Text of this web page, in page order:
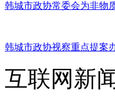
韩城市政协常委会为非物
韩城市政协视察重点提案
互联网新